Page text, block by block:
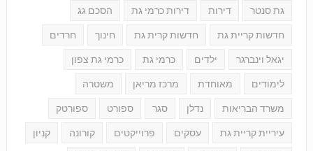
גת סנטר דירות דירות כרמי גת הסכם גג
חדשות קריית גת חדשות קרית גת חינוך חרדים
יגאל וינברגר ילדים כרמי גת כרמי גת צפון
לימודים מאוחדת מרכז מריאן משטרה
משרד הבריאות נדלן סגר ספורט ספורטק
עיריית קריית גת עסקים פרוייקטים קורונה קניון